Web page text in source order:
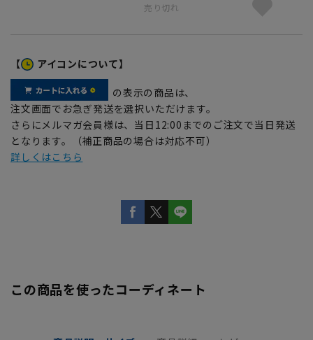
売り切れ
【 アイコンについて】
の表示の商品は、
注文画面でお急ぎ発送を選択いただけます。
さらにメルマガ会員様は、当日12:00までのご注文で当日発送
となります。（補正商品の場合は対応不可）
詳しくはこちら
この商品を使ったコーディネート